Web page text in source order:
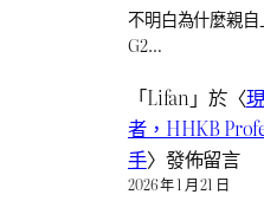
不明白為什麼親
G2…
「Lifan 」於〈
者，HHKB
手〉發佈留言
2026 年 1 月 21 日